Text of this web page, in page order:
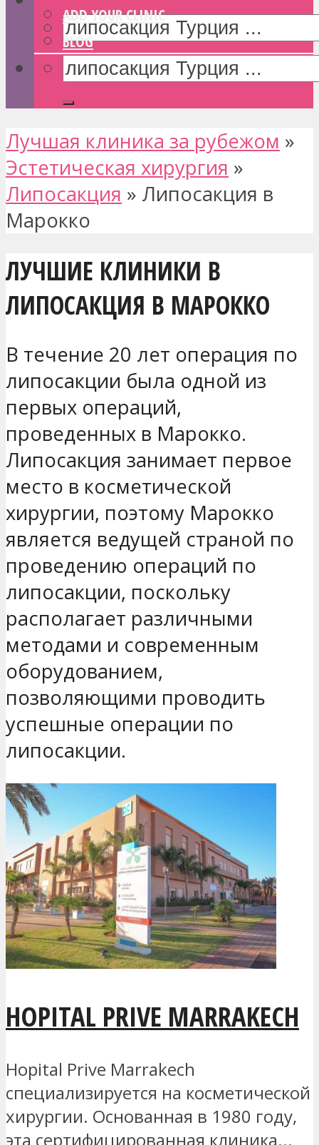
ADD YOUR CLINIC
BLOG
Лучшая клиника за рубежом »
Эстетическая хирургия »
Липосакция » Липосакция в
Марокко
ЛУЧШИЕ КЛИНИКИ В
ЛИПОСАКЦИЯ В МАРОККО
В течение 20 лет операция по
липосакции была одной из
первых операций,
проведенных в Марокко.
Липосакция занимает первое
место в косметической
хирургии, поэтому Марокко
является ведущей страной по
проведению операций по
липосакции, поскольку
располагает различными
методами и современным
оборудованием,
позволяющими проводить
успешные операции по
липосакции.
HOPITAL PRIVE MARRAKECH
Hopital Prive Marrakech
специализируется на косметической
хирургии. Основанная в 1980 году,
эта сертифицированная клиника...